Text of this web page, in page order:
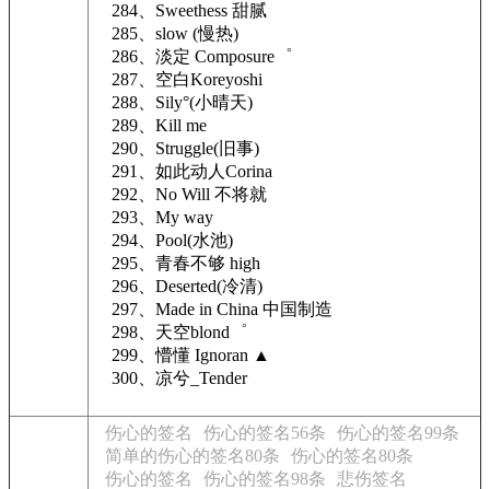
284、Sweethess 甜腻
285、slow (慢热)
286、淡定 Composure゜
287、空白Koreyoshi
288、Sily°(小晴天)
289、Kill me
290、Struggle(旧事)
291、如此动人Corina
292、No Will 不将就
293、My way
294、Pool(水池)
295、青春不够 high
296、Deserted(冷清)
297、Made in China 中国制造
298、天空blond゜
299、懵懂 Ignoran ▲
300、凉兮_Tender
伤心的签名 伤心的签名56条
伤心的签名99条
简单的伤心的签名80条
伤心的签名80条
伤心的签名
伤心的签名98条
悲伤签名